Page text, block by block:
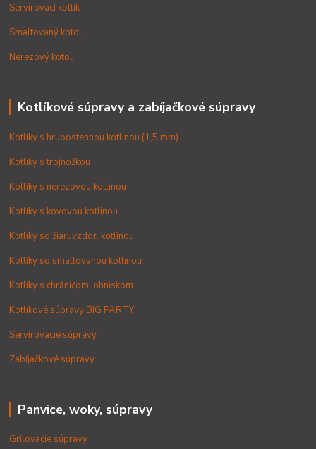
Servírovací kotlík
Smaltovaný kotol
Nerezový kotol
Kotlíkové súpravy a zabíjačkové súpravy
Kotlíky s hrubostennou kotlinou (1,5 mm)
Kotlíky s trojnožkou
Kotlíky s nerezovou kotlinou
Kotlíky s kovovou kotlinou
Kotlíky so žiaruvzdor. kotlinou
Kotlíky so smaltovanou kotlinou
Kotlíky s chráničom, ohniskom
Kotlíkové súpravy BIG PARTY
Servírovacie súpravy
Zabíjačkové súpravy
Panvice, woky, súpravy
Grilovacie súpravy